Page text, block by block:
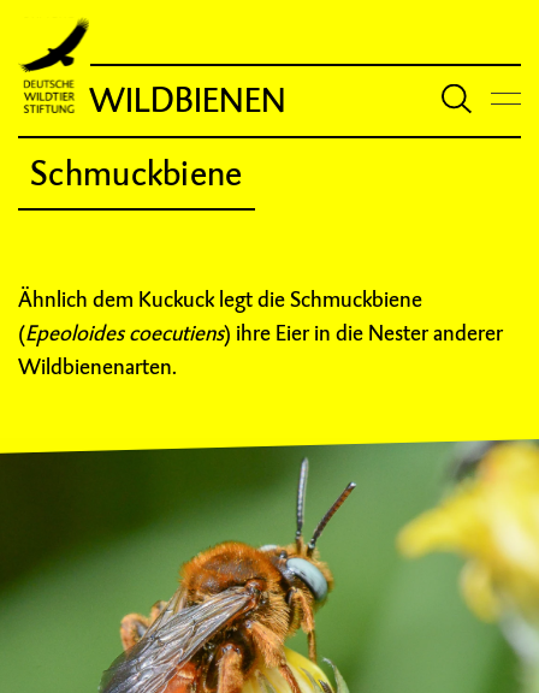
WILDBIENEN
Schmuckbiene
Ähnlich dem Kuckuck legt die Schmuckbiene
(Epeoloides coecutiens) ihre Eier in die Nester anderer
Wildbienenarten.